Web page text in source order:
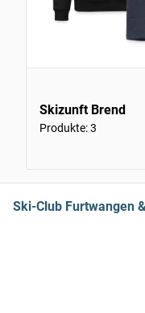
Skizunft Brend
Produkte: 3
Ski-Club Furtwangen